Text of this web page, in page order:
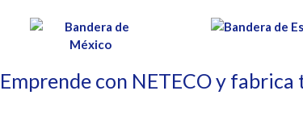
Emprende con NETECO y